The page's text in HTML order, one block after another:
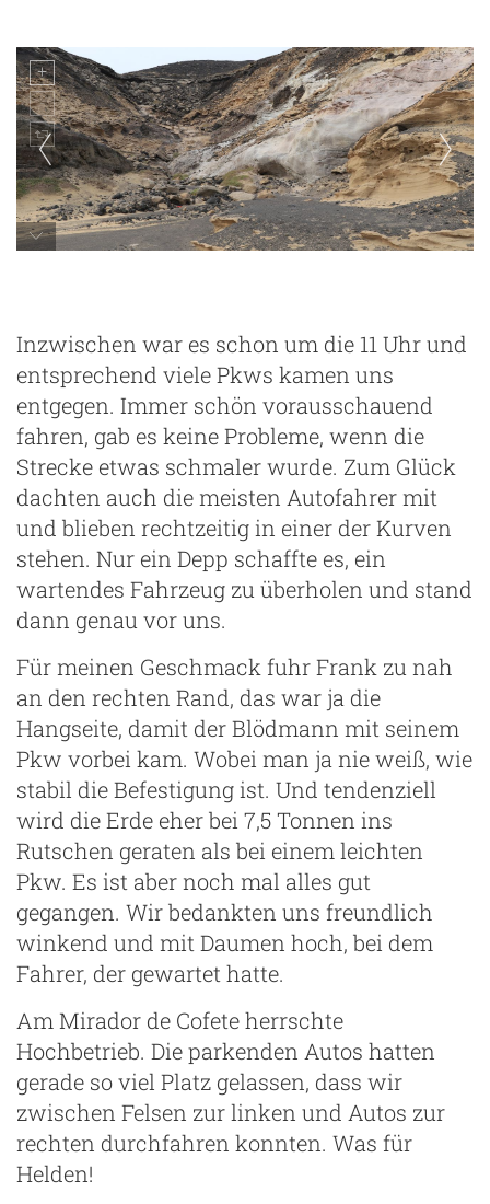
Inzwischen war es schon um die 11 Uhr und
entsprechend viele Pkws kamen uns
entgegen. Immer schön vorausschauend
fahren, gab es keine Probleme, wenn die
Strecke etwas schmaler wurde. Zum Glück
dachten auch die meisten Autofahrer mit
und blieben rechtzeitig in einer der Kurven
stehen. Nur ein Depp schaffte es, ein
wartendes Fahrzeug zu überholen und stand
dann genau vor uns.
Für meinen Geschmack fuhr Frank zu nah
an den rechten Rand, das war ja die
Hangseite, damit der Blödmann mit seinem
Pkw vorbei kam. Wobei man ja nie weiß, wie
stabil die Befestigung ist. Und tendenziell
wird die Erde eher bei 7,5 Tonnen ins
Rutschen geraten als bei einem leichten
Pkw. Es ist aber noch mal alles gut
gegangen. Wir bedankten uns freundlich
winkend und mit Daumen hoch, bei dem
Fahrer, der gewartet hatte.
Am Mirador de Cofete herrschte
Hochbetrieb. Die parkenden Autos hatten
gerade so viel Platz gelassen, dass wir
zwischen Felsen zur linken und Autos zur
rechten durchfahren konnten. Was für
Helden!